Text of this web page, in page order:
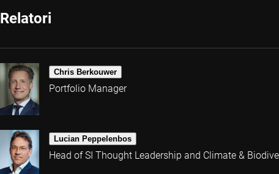
Relatori
Chris Berkouwer
Portfolio Manager
Lucian Peppelenbos
Head of SI Thought Leadership and Climate &